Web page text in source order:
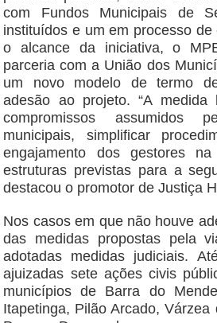
com Fundos Municipais de
instituídos e um em processo
o alcance da iniciativa, o
parceria com a União dos
um novo modelo de termo
adesão ao projeto. “A medida
compromissos assumidos
municipais, simplificar
engajamento dos gestores
estruturas previstas para a
destacou o promotor de Justiça
Nos casos em que não houve
das medidas propostas pela
adotadas medidas judiciais.
ajuizadas sete ações civis
municípios de Barra do
Itapetinga, Pilão Arcado,